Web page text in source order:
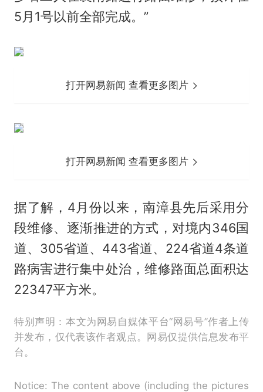
5月1号以前全部完成。”
打开网易新闻 查看更多图片
打开网易新闻 查看更多图片
据了解，4月份以来，南漳县先后采用分
段维修、逐渐推进的方式，对境内346国
道、305省道、443省道、224省道4条道
路病害进行集中处治，维修路面总面积达
22347平方米。
特别声明：本文为网易自媒体平台“网易号”作者上传
并发布，仅代表该作者观点。网易仅提供信息发布平
台。
Notice: The content above (including the pictures